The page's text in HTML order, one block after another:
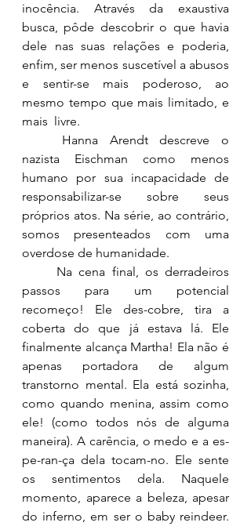
inocência. Através da exaustiva
busca, pôde descobrir o que havia
dele nas suas relações e poderia,
enfim, ser menos suscetível a abusos
e sentir-se mais poderoso, ao
mesmo tempo que mais limitado, e
mais  livre.
nazista Eischman como menos
humano por sua incapacidade de
responsabilizar-se sobre seus
próprios atos. Na série, ao contrário,
somos presenteados com uma
overdose de humanidade.
passos para um potencial
recomeço! Ele des-cobre, tira a
coberta do que já estava lá. Ele
finalmente alcança Martha! Ela não é
apenas portadora de algum
transtorno mental. Ela está sozinha,
como quando menina, assim como
ele! (como todos nós de alguma
maneira). A carência, o medo e a es-
pe-ran-ça dela tocam-no. Ele sente
os sentimentos dela. Naquele
momento, aparece a beleza, apesar
do inferno, em ser o baby reindeer.